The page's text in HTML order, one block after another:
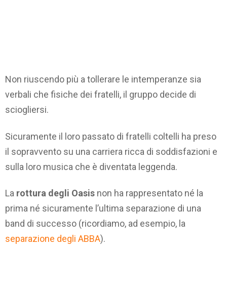
Non riuscendo più a tollerare le intemperanze sia
verbali che fisiche dei fratelli, il gruppo decide di
sciogliersi.
Sicuramente il loro passato di fratelli coltelli ha preso
il sopravvento su una carriera ricca di soddisfazioni e
sulla loro musica che è diventata leggenda.
La rottura degli Oasis non ha rappresentato né la
prima né sicuramente l’ultima separazione di una
band di successo (ricordiamo, ad esempio, la
separazione degli ABBA).